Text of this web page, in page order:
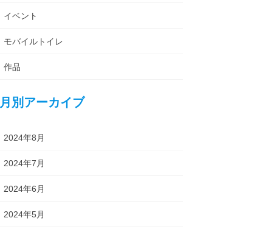
イベント
モバイルトイレ
作品
月別アーカイブ
2024年8月
2024年7月
2024年6月
2024年5月